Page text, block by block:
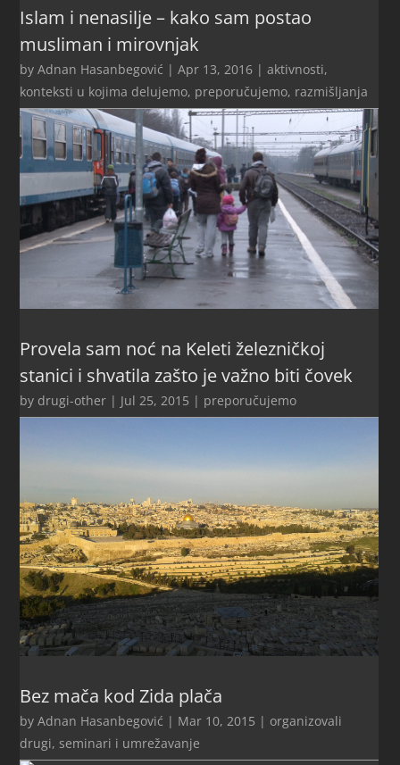
Islam i nenasilje – kako sam postao
musliman i mirovnjak
byAdnan Hasanbegović |Apr 13, 2016 |aktivnosti,
konteksti u kojima delujemo, preporučujemo, razmišljanja
Provela sam noć na Keleti železničkoj
stanici i shvatila zašto je važno biti čovek
by drugi-other | Jul 25, 2015 | preporučujemo
Bez mača kod Zida plača
byAdnan Hasanbegović | Mar 10, 2015 | organizovali
drugi, seminari i umrežavanje